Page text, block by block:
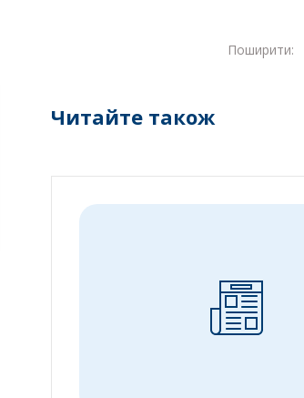
Поширити:
Читайте також